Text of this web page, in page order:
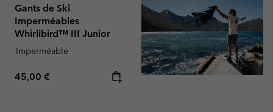
Gants de Ski
Imperméables
Whirlibird™ III Junior
Imperméable
Regular price:
45,00 €